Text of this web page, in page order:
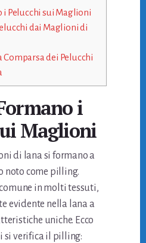
i Pelucchi sui Maglioni
dai Maglioni di
Comparsa dei Pelucchi
i
Maglioni
di lana si formano a
noto come pilling.
in molti tessuti,
evidente nella lana a
uniche. Ecco
si verifica il pilling: